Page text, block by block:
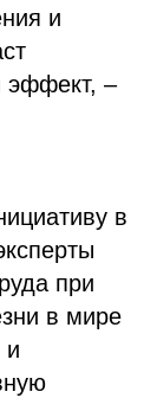
и
эффект, –
в
при
в мире
и